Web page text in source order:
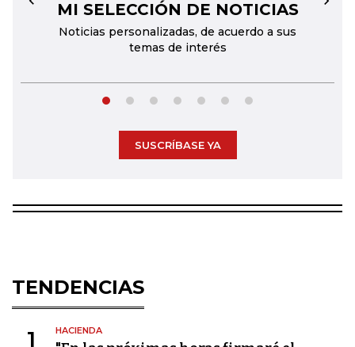
MI SELECCIÓN DE NOTICIAS
Noticias personalizadas, de acuerdo a sus
temas de interés
← →
SUSCRÍBASE YA
TENDENCIAS
1 HACIENDA